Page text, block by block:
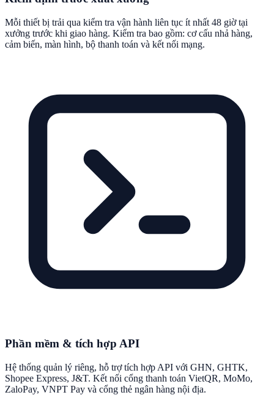
Mỗi thiết bị trải qua kiểm tra vận hành liên tục ít nhất 48 giờ tại
xưởng trước khi giao hàng. Kiểm tra bao gồm: cơ cấu nhả hàng,
cảm biến, màn hình, bộ thanh toán và kết nối mạng.
Phần mềm & tích hợp API
Hệ thống quản lý riêng, hỗ trợ tích hợp API với GHN, GHTK,
Shopee Express, J&T. Kết nối cổng thanh toán VietQR, MoMo,
ZaloPay, VNPT Pay và cổng thẻ ngân hàng nội địa.